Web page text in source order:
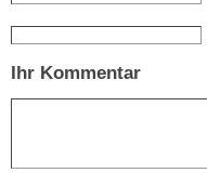
Ihr Kommentar